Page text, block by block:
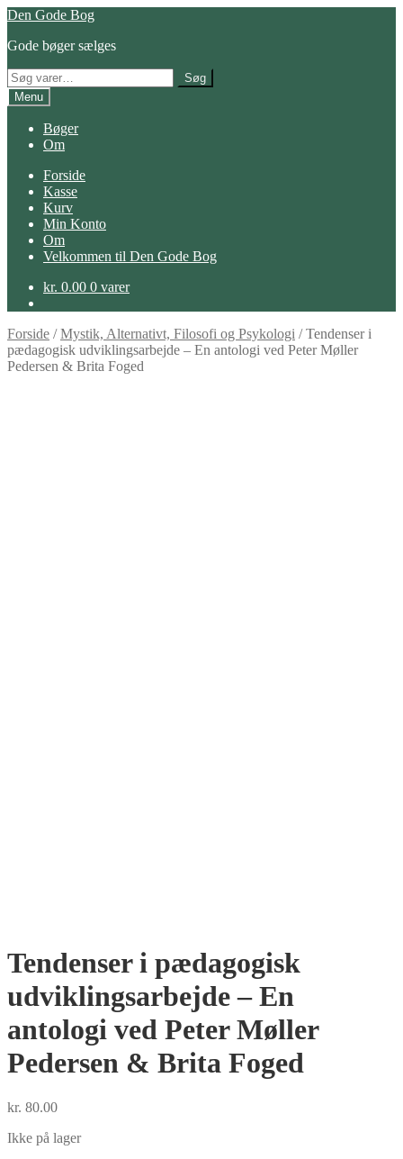
Spring
navigation
Spring
indhold
Den Gode Bog
Gode bøger sælges
Søg
efter:
Søg
Menu
Bøger
Om
Forside
Kasse
Kurv
Min Konto
Om
Velkommen til Den Gode Bog
kr. 0.00 0 varer
Forside /Mystik, Alternativt, Filosofi og Psykologi /Tendenser i
pædagogisk udviklingsarbejde – En antologi ved Peter Møller
Pedersen & Brita Foged
Tendenser i pædagogisk
udviklingsarbejde – En
antologi ved Peter Møller
Pedersen & Brita Foged
kr. 80.00
Ikke på lager